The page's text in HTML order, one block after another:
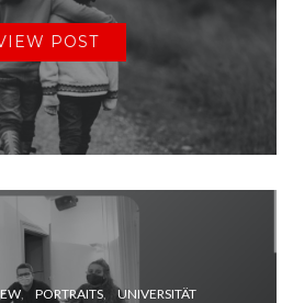
POST
PORTRAITS UNIVERSITÄT